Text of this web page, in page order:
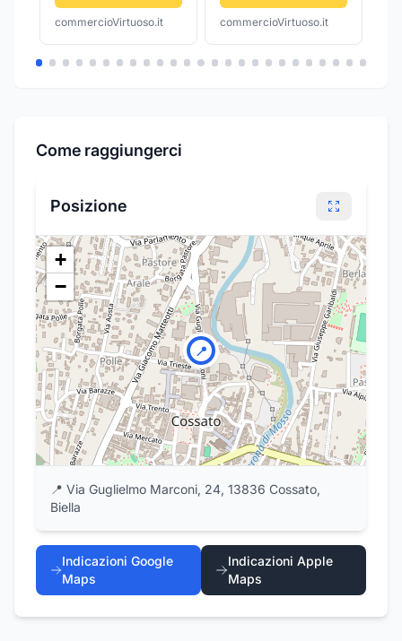
commercioVirtuoso.it commercioVirtuoso.it
Come raggiungerci
Posizione
📍
+
−
📍 Via Guglielmo Marconi, 24, 13836 Cossato,
Biella
Indicazioni Google
Maps
Indicazioni Apple
Maps